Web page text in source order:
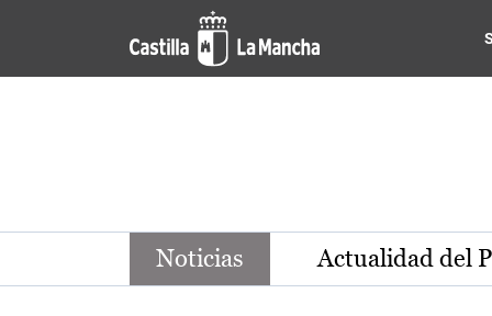
Pasar al contenido principal
Noticias de la región de
Noticias Actualidad del